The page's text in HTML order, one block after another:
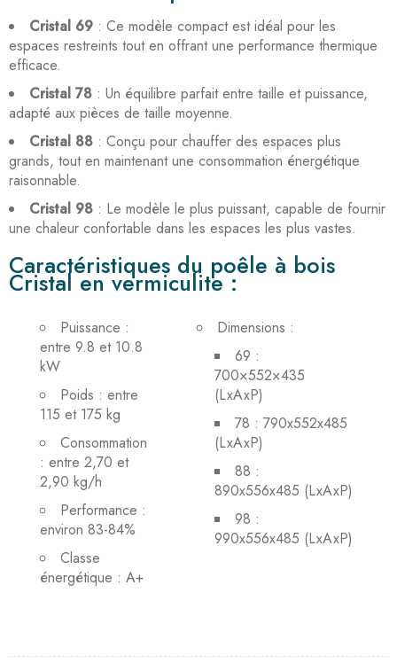
Cristal 69 : Ce modèle compact est idéal pour les
espaces restreints tout en offrant une performance thermique
efficace.
Cristal 78 : Un équilibre parfait entre taille et puissance,
adapté aux pièces de taille moyenne.
Cristal 88 : Conçu pour chauffer des espaces plus
grands, tout en maintenant une consommation énergétique
raisonnable.
Cristal 98 : Le modèle le plus puissant, capable de fournir
une chaleur confortable dans les espaces les plus vastes.
Caractéristiques du poêle à bois
Cristal en vermiculite :
Puissance :
entre 9.8 et 10.8
kW
Poids : entre
115 et 175 kg
Consommation
: entre 2,70 et
2,90 kg/h
Performance :
environ 83-84%
Classe
énergétique : A+
Dimensions :
69 :
700×552×435
(LxAxP)
78 : 790x552x485
(LxAxP)
88 :
890x556x485 (LxAxP)
98 :
990x556x485 (LxAxP)